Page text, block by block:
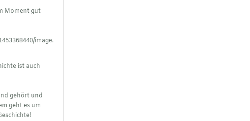
Moment gut
ist auch
gehört und
geht es um